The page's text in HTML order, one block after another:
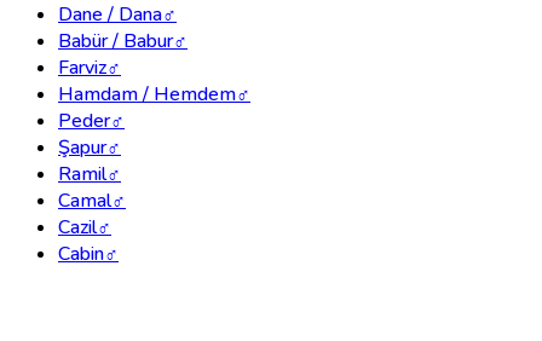
Dane / Dana♂
Babür / Babur♂
Farviz♂
Hamdam / Hemdem♂
Peder♂
Şapur♂
Ramil♂
Camal♂
Cazil♂
Cabin♂